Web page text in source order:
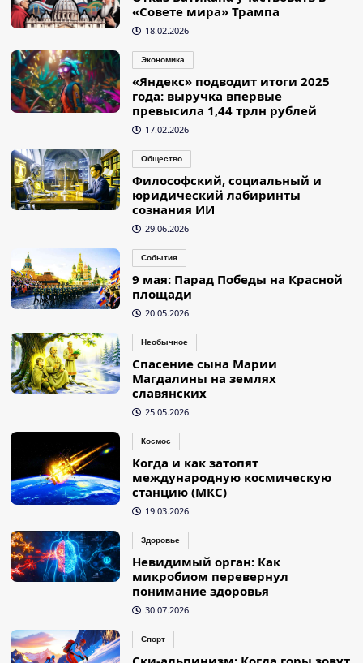
«Совете мира» Трампа
18.02.2026
Экономика
«Яндекс» подводит итоги 2025
года: выручка впервые
превысила 1,44 трлн рублей
17.02.2026
Общество
Философский, социальный и
юридический лабиринты
сознания ИИ
29.06.2026
События
9 мая: Парад Победы на Красной
площади
20.05.2026
Необычное
Спасение сына Марии
Магдалины на землях
славянских
25.05.2026
Космос
Когда и как затопят
международную космическую
станцию (МКС)
19.03.2026
Здоровье
Невидимый орган: Как
микробиом перевернул
понимание здоровья
30.07.2026
Спорт